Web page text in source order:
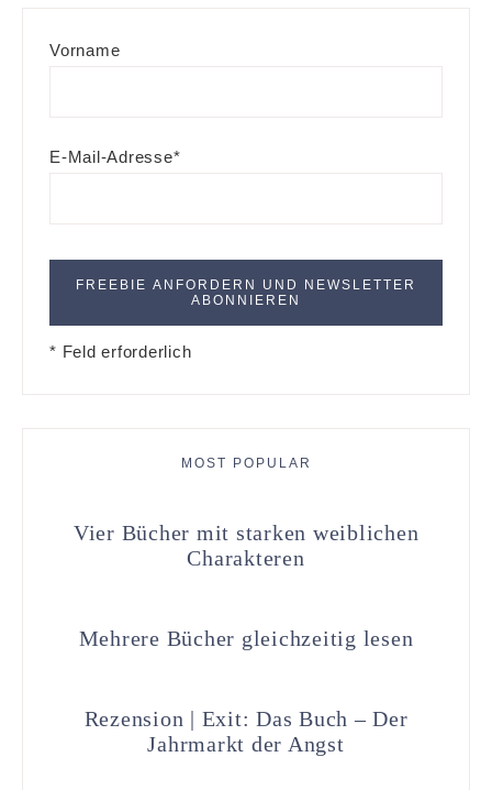
Vorname
E-Mail-Adresse*
* Feld erforderlich
MOST POPULAR
Vier Bücher mit starken weiblichen
Charakteren
Mehrere Bücher gleichzeitig lesen
Rezension | Exit: Das Buch – Der
Jahrmarkt der Angst